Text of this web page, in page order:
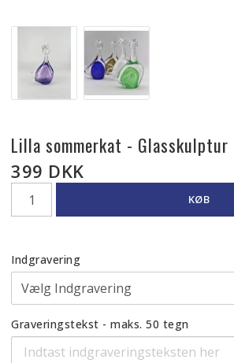
Lilla sommerkat - Glasskulptur
399 DKK
KØB
Indgravering
Graveringstekst - maks. 50 tegn